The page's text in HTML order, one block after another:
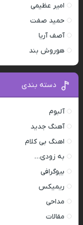
امیر عظیمی
حمید صفت
آصف آریا
هوروش بند
دسته بندی
آلبوم
آهنگ جدید
اهنگ بی کلام
به زودی…
بیوگرافی
ریمیکس
مداحی
مقالات